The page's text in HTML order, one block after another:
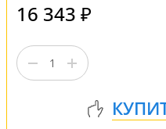
16 343 ₽